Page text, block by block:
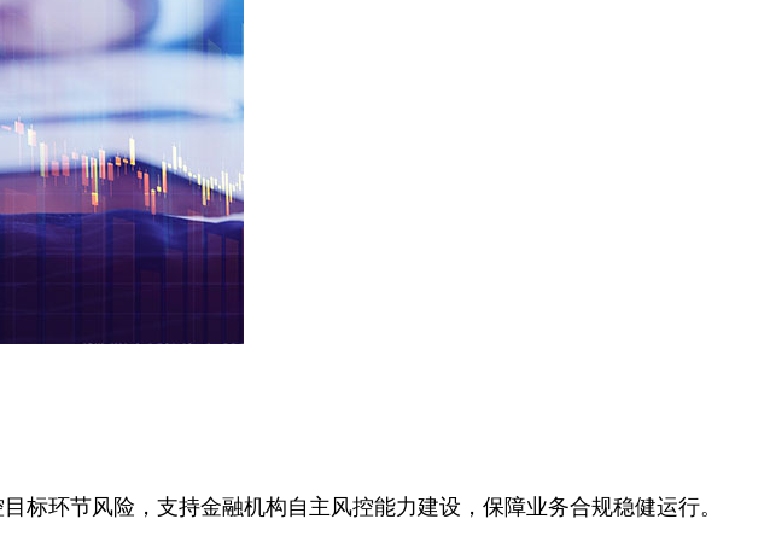
环节风险，支持金融机构自主风控能力建设，保障业务合规稳健运行。